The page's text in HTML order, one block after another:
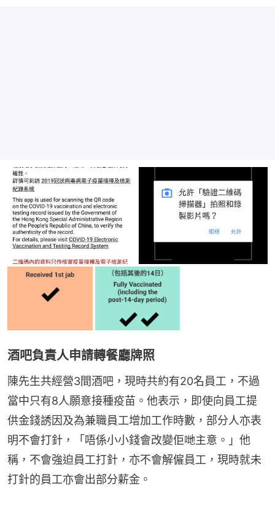
酒吧負責人申請轉餐廳牌照
陳先生共經營3間酒吧，現時共約有20名員工，不過
當中只有8人願意接種疫苗。他表示，即使向員工提
供金錢誘因及為兼職員工增加工作時數，部分人亦表
明不會打針，「唔係小小錢會改變佢哋主意。」他
稱，不會強迫員工打針，亦不會解僱員工，現時就未
打針的員工亦會出部分薪金。